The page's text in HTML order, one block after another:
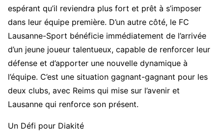
espérant qu’il reviendra plus fort et prêt à s’imposer
dans leur équipe première. D’un autre côté, le FC
Lausanne-Sport bénéficie immédiatement de l’arrivée
d’un jeune joueur talentueux, capable de renforcer leur
défense et d’apporter une nouvelle dynamique à
l’équipe. C’est une situation gagnant-gagnant pour les
deux clubs, avec Reims qui mise sur l’avenir et
Lausanne qui renforce son présent.
Un Défi pour Diakité